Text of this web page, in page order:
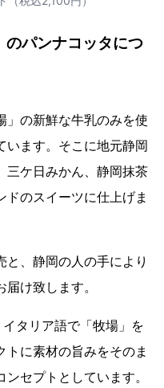
パンナコッタにつ
の新鮮な牛乳のみを使
います。そこに地元静岡
三ケ日みかん、静岡抹茶
のスイーツに仕上げま
、静岡の人の手により
け致します。
タリア語で「牧場」を
に素材の旨みをそのま
セプトとしています。